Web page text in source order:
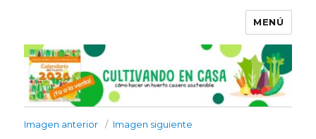
MENÚ
Imagen anterior Imagen siguiente